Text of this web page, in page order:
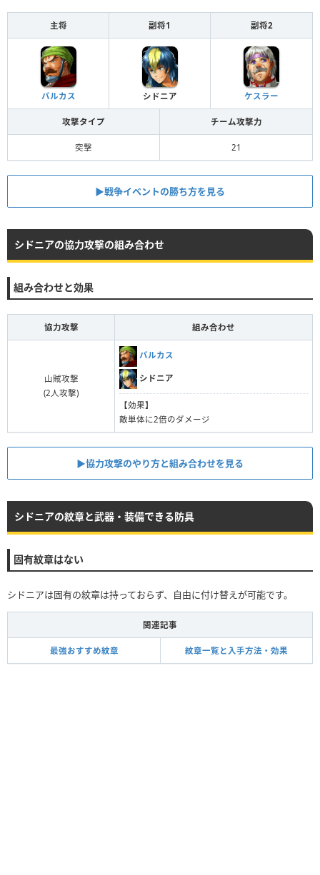
主将 副将1 副将2
バルカス シドニア ケスラー
攻撃タイプ チーム攻撃力
突撃 21
▶︎戦争イベントの勝ち方を見る
シドニアの協力攻撃の組み合わせ
組み合わせと効果
協力攻撃 組み合わせ
山賊攻撃
(2人攻撃)
バルカス
シドニア
【効果】
敵単体に2倍のダメージ
▶︎協力攻撃のやり方と組み合わせを見る
シドニアの紋章と武器・装備できる防具
固有紋章はない
シドニアは固有の紋章は持っておらず、自由に付け替えが可能です。
関連記事
最強おすすめ紋章 紋章一覧と入手方法・効果